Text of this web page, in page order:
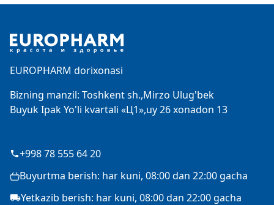
EUROPHARM dorixonasi
Bizning manzil: Toshkent sh.,Mirzo Ulug'bek
Buyuk Ipak Yo'li kvartali «Ц1»,uy 26 xonadon 13
+998 78 555 64 20
Buyurtma berish: har kuni, 08:00 dan 22:00 gacha
Yetkazib berish: har kuni, 08:00 dan 22:00 gacha